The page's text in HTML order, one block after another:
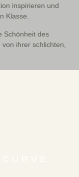
inspirieren und
Klasse.
Schönheit des
ihrer schlichten,